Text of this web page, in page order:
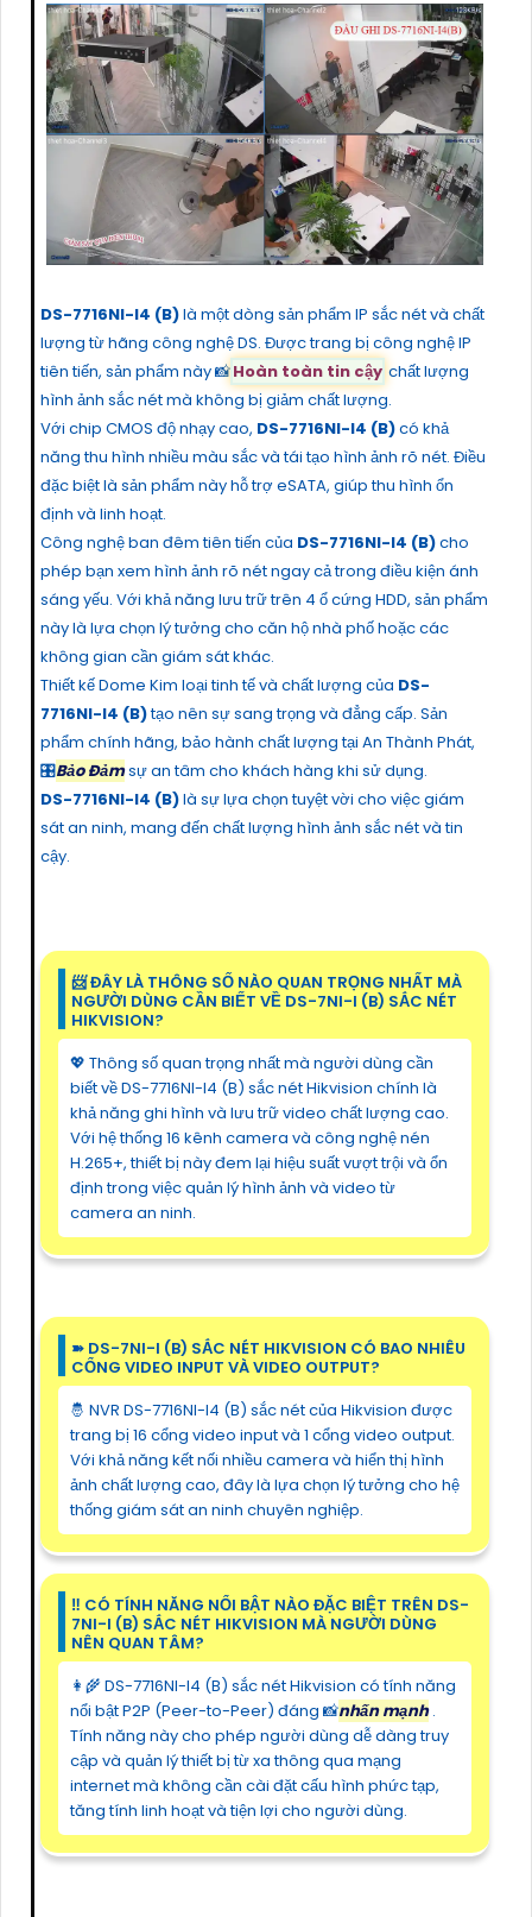
DS-7716NI-I4 (B)là một dòng sản phẩm IP sắc nét và chất
lượng từ hãng công nghệ DS. Được trang bị công nghệ IP
tiên tiến, sản phẩm này 📸Hoàn toàn tin cậy chất lượng
hình ảnh sắc nét mà không bị giảm chất lượng.
Với chip CMOS độ nhạy cao, DS-7716NI-I4 (B)có khả
năng thu hình nhiều màu sắc và tái tạo hình ảnh rõ nét. Điều
đặc biệt là sản phẩm này hỗ trợ eSATA, giúp thu hình ổn
định và linh hoạt.
Công nghệ ban đêm tiên tiến của DS-7716NI-I4 (B)cho
phép bạn xem hình ảnh rõ nét ngay cả trong điều kiện ánh
sáng yếu. Với khả năng lưu trữ trên 4 ổ cứng HDD, sản phẩm
này là lựa chọn lý tưởng cho căn hộ nhà phố hoặc các
không gian cần giám sát khác.
Thiết kế Dome Kim loại tinh tế và chất lượng của DS-
7716NI-I4 (B)tạo nên sự sang trọng và đẳng cấp. Sản
phẩm chính hãng, bảo hành chất lượng tại An Thành Phát,
🎛Bảo Đảmsự an tâm cho khách hàng khi sử dụng.
DS-7716NI-I4 (B)là sự lựa chọn tuyệt vời cho việc giám
sát an ninh, mang đến chất lượng hình ảnh sắc nét và tin
cậy.
📨 ĐÂY LÀ THÔNG SỐ NÀO QUAN TRỌNG NHẤT MÀ
NGƯỜI DÙNG CẦN BIẾT VỀ DS-7NI-I (B) SẮC NÉT
HIKVISION?
💖 Thông số quan trọng nhất mà người dùng cần
biết về DS-7716NI-I4 (B) sắc nét Hikvision chính là
khả năng ghi hình và lưu trữ video chất lượng cao.
Với hệ thống 16 kênh camera và công nghệ nén
H.265+, thiết bị này đem lại hiệu suất vượt trội và ổn
định trong việc quản lý hình ảnh và video từ
camera an ninh.
➽ DS-7NI-I (B) SẮC NÉT HIKVISION CÓ BAO NHIÊU
CỔNG VIDEO INPUT VÀ VIDEO OUTPUT?
🤴 NVR DS-7716NI-I4 (B) sắc nét của Hikvision được
trang bị 16 cổng video input và 1 cổng video output.
Với khả năng kết nối nhiều camera và hiển thị hình
ảnh chất lượng cao, đây là lựa chọn lý tưởng cho hệ
thống giám sát an ninh chuyên nghiệp.
‼️ CÓ TÍNH NĂNG NỔI BẬT NÀO ĐẶC BIỆT TRÊN DS-
7NI-I (B) SẮC NÉT HIKVISION MÀ NGƯỜI DÙNG
NÊN QUAN TÂM?
👩‍🌾 DS-7716NI-I4 (B) sắc nét Hikvision có tính năng
nổi bật P2P (Peer-to-Peer) đáng 📸nhấn mạnh.
Tính năng này cho phép người dùng dễ dàng truy
cập và quản lý thiết bị từ xa thông qua mạng
internet mà không cần cài đặt cấu hình phức tạp,
tăng tính linh hoạt và tiện lợi cho người dùng.